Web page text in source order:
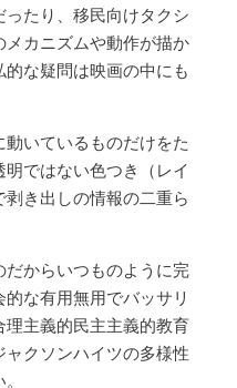
たり、移民向けタクシ
カニズムや動作が描か
な疑問は映画の中にも
いているものだけをた
ではない色つき（レイ
き出しの情報の二重ら
からいつものように完
な有用無用でバッサリ
主義的民主主義的教育
クソンハイツの多様性